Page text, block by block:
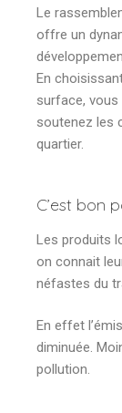
Le
offre un
En
surface, vous
soutenez les
quartier.
C’est bon
Les produits
on connait
néfastes du
En effet
diminuée.
pollution.